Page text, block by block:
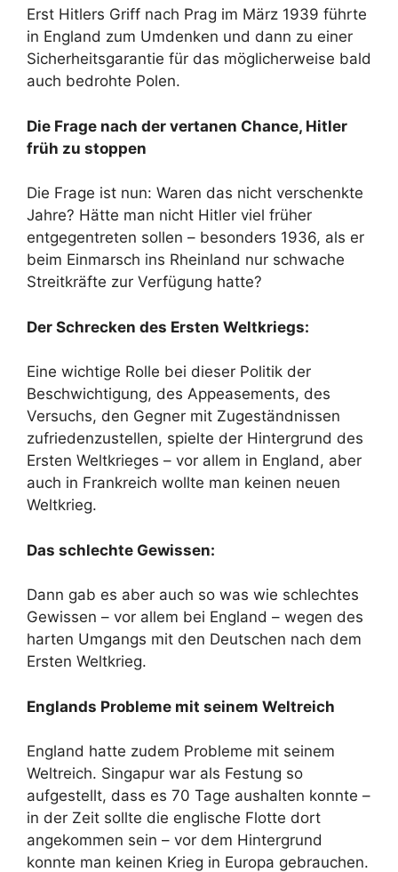
Erst Hitlers Griff nach Prag im März 1939 führte
in England zum Umdenken und dann zu einer
Sicherheitsgarantie für das möglicherweise bald
auch bedrohte Polen.
Die Frage nach der vertanen Chance, Hitler
früh zu stoppen
Die Frage ist nun: Waren das nicht verschenkte
Jahre? Hätte man nicht Hitler viel früher
entgegentreten sollen – besonders 1936, als er
beim Einmarsch ins Rheinland nur schwache
Streitkräfte zur Verfügung hatte?
Der Schrecken des Ersten Weltkriegs:
Eine wichtige Rolle bei dieser Politik der
Beschwichtigung, des Appeasements, des
Versuchs, den Gegner mit Zugeständnissen
zufriedenzustellen, spielte der Hintergrund des
Ersten Weltkrieges – vor allem in England, aber
auch in Frankreich wollte man keinen neuen
Weltkrieg.
Das schlechte Gewissen:
Dann gab es aber auch so was wie schlechtes
Gewissen – vor allem bei England – wegen des
harten Umgangs mit den Deutschen nach dem
Ersten Weltkrieg.
Englands Probleme mit seinem Weltreich
England hatte zudem Probleme mit seinem
Weltreich. Singapur war als Festung so
aufgestellt, dass es 70 Tage aushalten konnte –
in der Zeit sollte die englische Flotte dort
angekommen sein – vor dem Hintergrund
konnte man keinen Krieg in Europa gebrauchen.